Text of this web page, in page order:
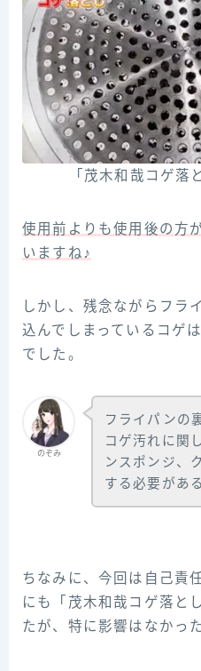
「茂木和哉コゲ落
使用前よりも使用後の方
いますね♪
しかし、残念ながらフラ
込んでしまっているコゲ
でした。
のぞみ
フライパンの
コゲ汚れに関
ンスポンジ、
する必要があ
ちなみに、今回は自己責
にも「茂木和哉コゲ落と
たが、特に影響はなかっ